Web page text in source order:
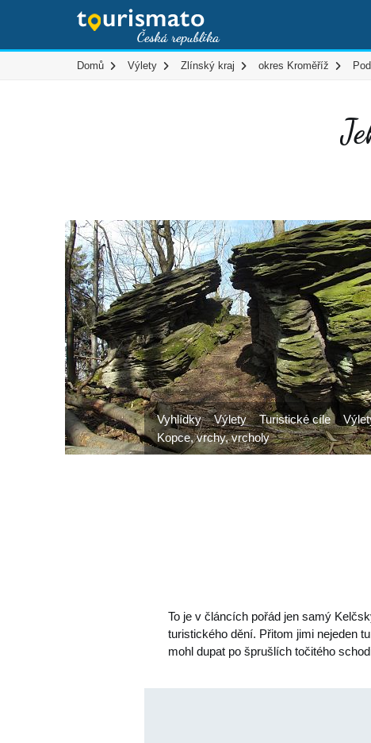
Domů Výlety Zlínský kraj okres Kroměříž
To je v článcích pořád jen samý
turistického dění. Přitom jimi nejeden
mohl dupat po šprušlích točitého
Vyhlídky Výlety Turistické cíle
Kopce, vrchy, vrcholy